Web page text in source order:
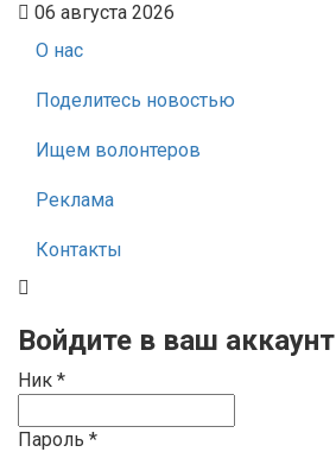
06 августа 2026
О нас
Поделитесь новостью
Ищем волонтеров
Реклама
Контакты
Войдите в ваш аккаунт
Ник *
Пароль *